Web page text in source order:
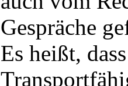
Gespräche
Es heißt,